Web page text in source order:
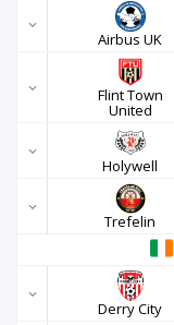
Airbus UK
Flint Town
United
Holywell
Trefelin
Derry City